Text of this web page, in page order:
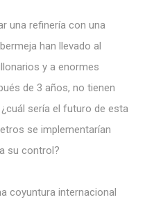
una refinería con una
han llevado al
y a enormes
de 3 años, no tienen
sería el futuro de esta
se implementarían
su control?
coyuntura internacional